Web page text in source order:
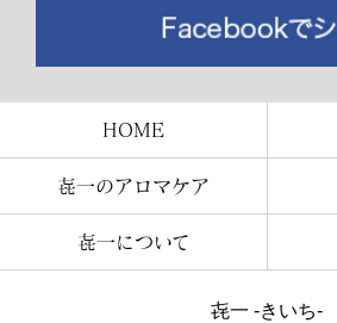
HOME
㐂一のアロマケア
㐂一について
㐂一 -きいち-